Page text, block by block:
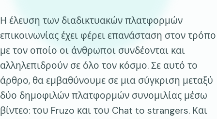
Η έλευση των διαδικτυακών πλατφορμών
επικοινωνίας έχει φέρει επανάσταση στον τρόπο
με τον οποίο οι άνθρωποι συνδέονται και
αλληλεπιδρούν σε όλο τον κόσμο. Σε αυτό το
άρθρο, θα εμβαθύνουμε σε μια σύγκριση μεταξύ
δύο δημοφιλών πλατφορμών συνομιλίας μέσω
βίντεο: του Fruzo και του Chat to strangers. Και